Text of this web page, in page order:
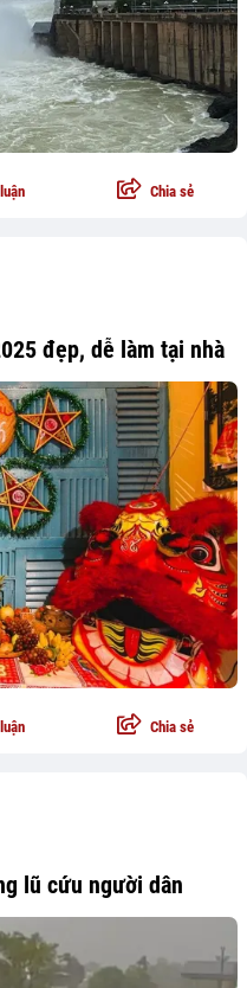
Chia sẻ
đẹp, dễ làm tại nhà
Chia sẻ
lũ cứu người dân